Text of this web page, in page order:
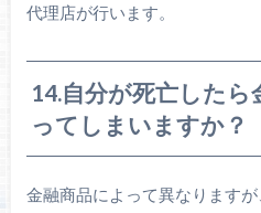
代理店が行います。
14.自分が死亡した
ってしまいますか？
金融商品によって異なります